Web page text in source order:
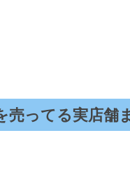
売ってる実店舗